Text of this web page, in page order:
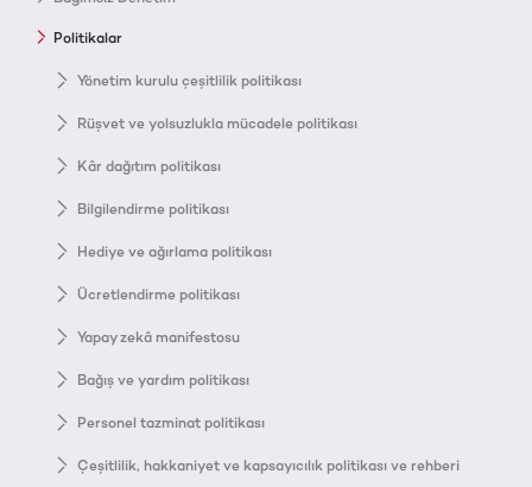
Politikalar
Yönetim kurulu çeşitlilik politikası
Rüşvet ve yolsuzlukla mücadele politikası
Kâr dağıtım politikası
Bilgilendirme politikası
Hediye ve ağırlama politikası
Ücretlendirme politikası
Yapay zekâ manifestosu
Bağış ve yardım politikası
Personel tazminat politikası
Çeşitlilik, hakkaniyet ve kapsayıcılık politikası ve rehberi